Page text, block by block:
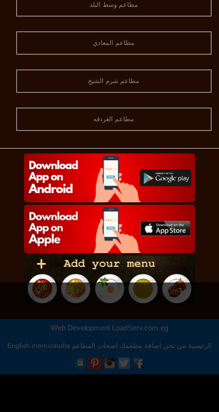
مطاعم وسط البلد
مطاعم المعادي
مطاعم شرم الشيخ
مطاعم الغردقه
Web Development LoadServ.com.eg
الرئيسية من نحن اضافة مطعمك اصحاب المطاعم menusaudia
English